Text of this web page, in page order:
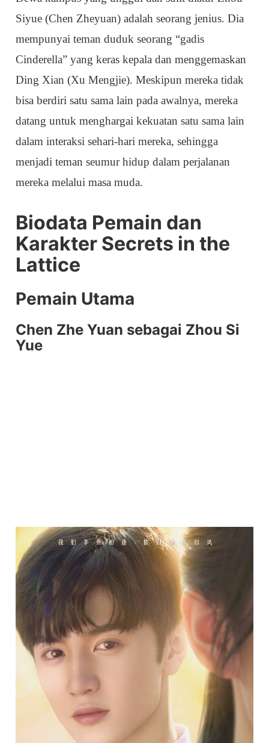
Siyue (Chen Zheyuan) adalah seorang jenius. Dia
mempunyai teman duduk seorang “gadis
Cinderella” yang keras kepala dan menggemaskan
Ding Xian (Xu Mengjie). Meskipun mereka tidak
bisa berdiri satu sama lain pada awalnya, mereka
datang untuk menghargai kekuatan satu sama lain
dalam interaksi sehari-hari mereka, sehingga
menjadi teman seumur hidup dalam perjalanan
mereka melalui masa muda.
Biodata Pemain dan
Karakter Secrets in the
Lattice
Pemain Utama
Chen Zhe Yuan sebagai Zhou Si
Yue